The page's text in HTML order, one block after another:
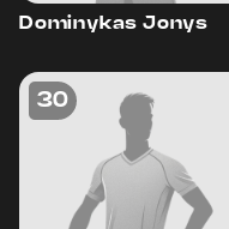
Dominykas Jonys
30